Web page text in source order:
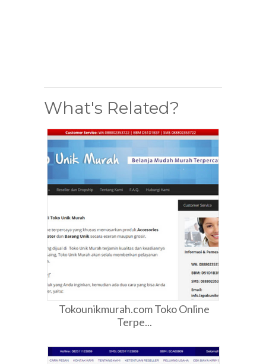
What's Related?
Tokounikmurah.com Toko Online
Terpe...